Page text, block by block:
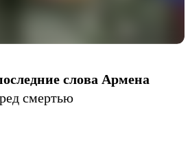
слова Армена
смертью